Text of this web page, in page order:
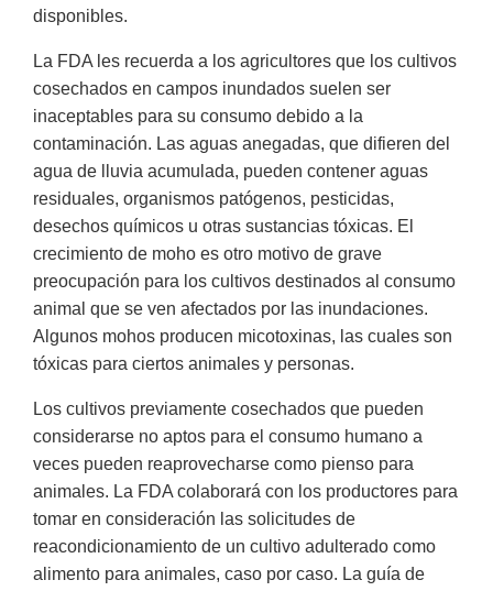
disponibles.
La FDA les recuerda a los agricultores que los cultivos
cosechados en campos inundados suelen ser
inaceptables para su consumo debido a la
contaminación. Las aguas anegadas, que difieren del
agua de lluvia acumulada, pueden contener aguas
residuales, organismos patógenos, pesticidas,
desechos químicos u otras sustancias tóxicas. El
crecimiento de moho es otro motivo de grave
preocupación para los cultivos destinados al consumo
animal que se ven afectados por las inundaciones.
Algunos mohos producen micotoxinas, las cuales son
tóxicas para ciertos animales y personas.
Los cultivos previamente cosechados que pueden
considerarse no aptos para el consumo humano a
veces pueden reaprovecharse como pienso para
animales. La FDA colaborará con los productores para
tomar en consideración las solicitudes de
reacondicionamiento de un cultivo adulterado como
alimento para animales, caso por caso. La guía de